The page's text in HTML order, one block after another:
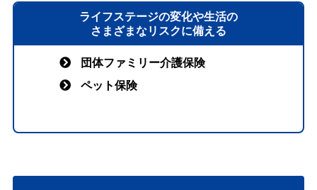
ライフステージの変化や生活の
さまざまなリスクに備える
団体ファミリー介護保険
ペット保険